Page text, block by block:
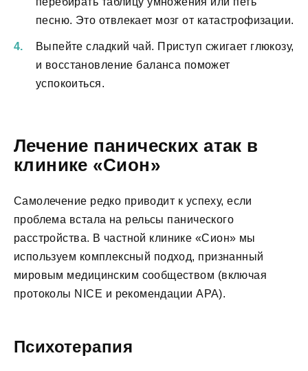
песню. Это отвлекает мозг от катастрофизации.
Выпейте сладкий чай. Приступ сжигает глюкозу,
и восстановление баланса поможет
успокоиться.
Лечение панических атак в
клинике «Сион»
Самолечение редко приводит к успеху, если
проблема встала на рельсы панического
расстройства. В частной клинике «Сион» мы
используем комплексный подход, признанный
мировым медицинским сообществом (включая
протоколы NICE и рекомендации APA).
Психотерапия